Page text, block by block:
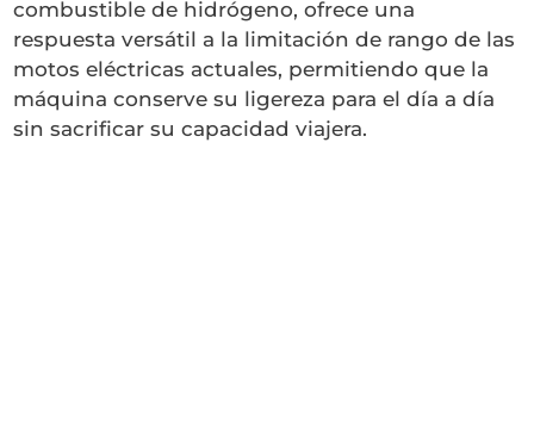
combustible de hidrógeno, ofrece una
respuesta versátil a la limitación de rango de las
motos eléctricas actuales, permitiendo que la
máquina conserve su ligereza para el día a día
sin sacrificar su capacidad viajera.